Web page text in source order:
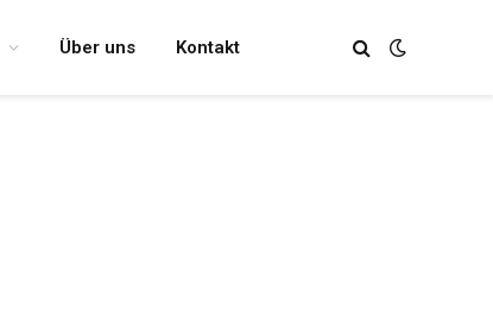
Über uns Kontakt